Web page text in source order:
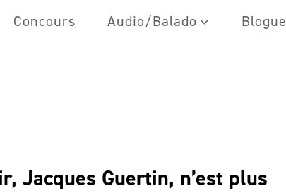
Concours Audio/Balado Blogue
Jacques Guertin, n’est plus